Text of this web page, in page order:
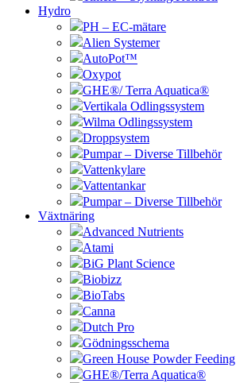
Hydro
PH – EC-mätare
Alien Systemer
AutoPot™
Oxypot
GHE®/ Terra Aquatica®
Vertikala Odlingssystem
Wilma Odlingssystem
Droppsystem
Pumpar – Diverse Tillbehör
Vattenkylare
Vattentankar
Pumpar – Diverse Tillbehör
Växtnäring
Advanced Nutrients
Atami
BiG Plant Science
Biobizz
BioTabs
Canna
Dutch Pro
Gödningsschema
Green House Powder Feeding
GHE®/Terra Aquatica®